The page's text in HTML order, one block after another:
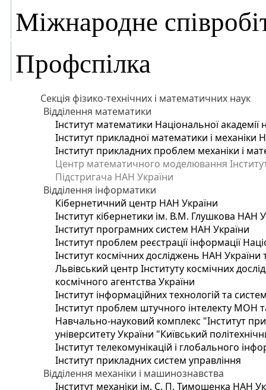
Міжнародне
Профспілка
Секція фізико-технічних і математичних наук
Відділення математики
Інститут математики Національної академії
Інститут прикладної математики і механіки
Інститут прикладних проблем механіки і
Центр математичного моделювання
Підстригача НАН України
Відділення інформатики
Кібернетичний центр НАН України
Інститут кібернетики ім. В.М. Глушкова НАН
Інститут програмних систем НАН України
Інститут проблем реєстрації інформації
Інститут космічних досліджень НАН України
Львівський центр Інституту космічних
космічного агентства України
Інститут інформаційних технологій та
Інститут проблем штучного інтелекту МОН
Навчально-науковий комплекс "Інститут
університету України "Київський
Інститут телекомунікацій і глобального
Інститут прикладних систем управління
Відділення механіки і машинознавства
Інститут механіки ім. С. П. Тимошенка НАН